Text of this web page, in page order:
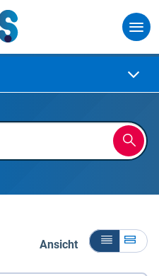
Ansicht